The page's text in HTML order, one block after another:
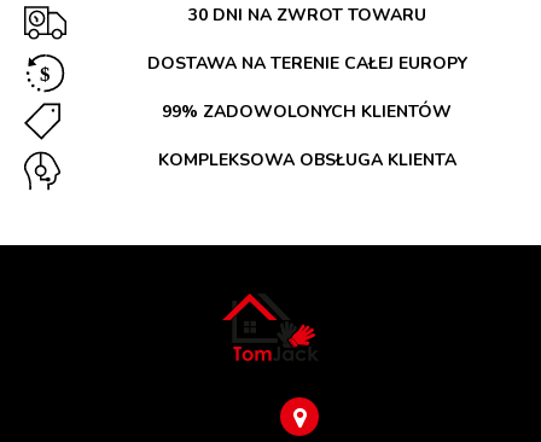
30 DNI NA ZWROT TOWARU
DOSTAWA NA TERENIE CAŁEJ EUROPY
99% ZADOWOLONYCH KLIENTÓW
KOMPLEKSOWA OBSŁUGA KLIENTA